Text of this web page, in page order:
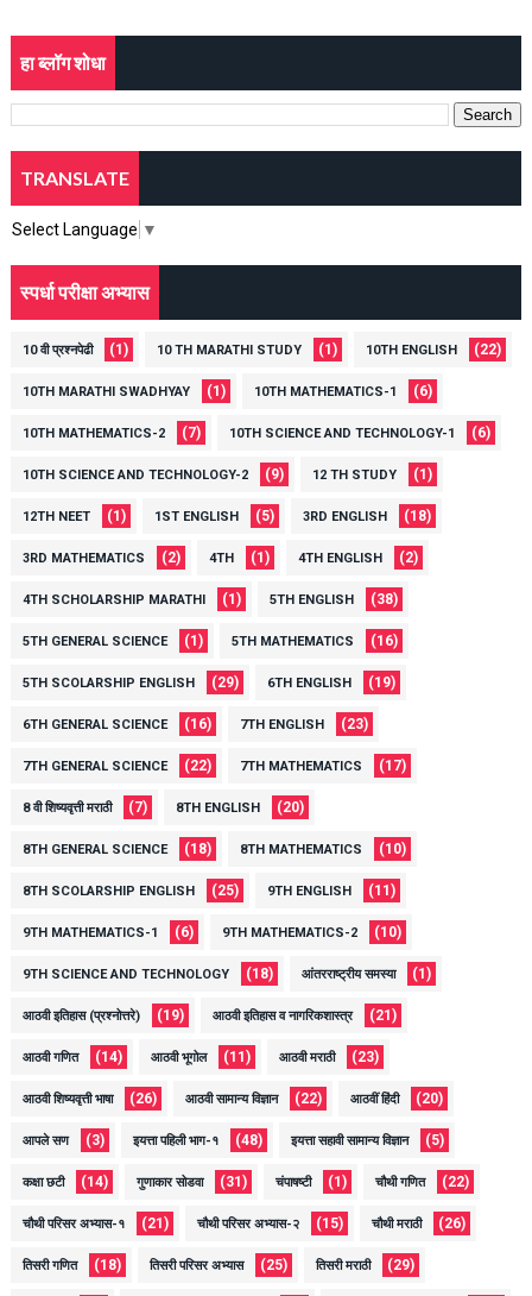
हा ब्लॉग शोधा
TRANSLATE
Select Language ▼
स्पर्धा परीक्षा अभ्यास
10 वी प्रश्नपेढी (1) 10 TH MARATHI STUDY (1) 10TH ENGLISH (22)
10TH MARATHI SWADHYAY (1) 10TH MATHEMATICS-1 (6)
10TH MATHEMATICS-2 (7) 10TH SCIENCE AND TECHNOLOGY-1 (6)
10TH SCIENCE AND TECHNOLOGY-2 (9) 12 TH STUDY (1)
12TH NEET (1) 1ST ENGLISH (5) 3RD ENGLISH (18)
3RD MATHEMATICS (2) 4TH (1) 4TH ENGLISH (2)
4TH SCHOLARSHIP MARATHI (1) 5TH ENGLISH (38)
5TH GENERAL SCIENCE (1) 5TH MATHEMATICS (16)
5TH SCOLARSHIP ENGLISH (29) 6TH ENGLISH (19)
6TH GENERAL SCIENCE (16) 7TH ENGLISH (23)
7TH GENERAL SCIENCE (22) 7TH MATHEMATICS (17)
8 वी शिष्यवृत्ती मराठी (7) 8TH ENGLISH (20)
8TH GENERAL SCIENCE (18) 8TH MATHEMATICS (10)
8TH SCOLARSHIP ENGLISH (25) 9TH ENGLISH (11)
9TH MATHEMATICS-1 (6) 9TH MATHEMATICS-2 (10)
9TH SCIENCE AND TECHNOLOGY (18) आंतरराष्ट्रीय समस्या (1)
आठवी इतिहास (प्रश्नोत्तरे) (19) आठवी इतिहास व नागरिकशास्त्र (21)
आठवी गणित (14) आठवी भूगोल (11) आठवी मराठी (23)
आठवी शिष्यवृत्ती भाषा (26) आठवी सामान्य विज्ञान (22) आठवीं हिंदी (20)
आपले सण (3) इयत्ता पहिली भाग-१ (48) इयत्ता सहावी सामान्य विज्ञान (5)
कक्षा छटी (14) गुणाकार सोडवा (31) चंपाषष्टी (1) चौथी गणित (22)
चौथी परिसर अभ्यास-१ (21) चौथी परिसर अभ्यास-२ (15) चौथी मराठी (26)
तिसरी गणित (18) तिसरी परिसर अभ्यास (25) तिसरी मराठी (29)